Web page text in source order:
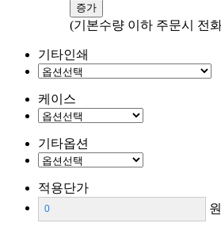
증가
(기본수량 이하 주문시 전
기타인쇄
케이스
기타옵션
적용단가
원